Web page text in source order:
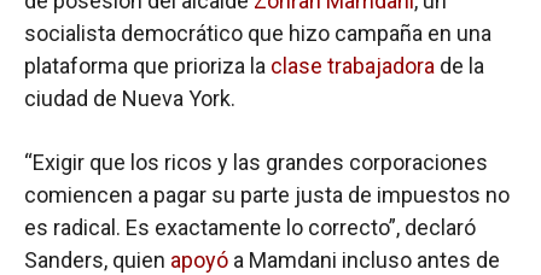
socialista democrático que hizo campaña en una
plataforma que prioriza la clase trabajadora de la
ciudad de Nueva York.
“Exigir que los ricos y las grandes corporaciones
comiencen a pagar su parte justa de impuestos no
es radical. Es exactamente lo correcto”, declaró
Sanders, quien apoyó a Mamdani incluso antes de